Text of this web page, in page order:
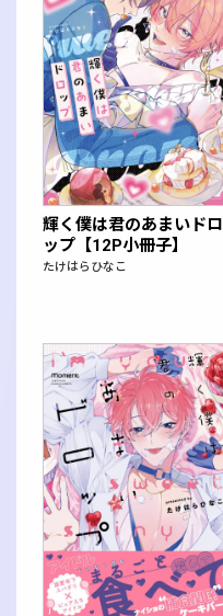
輝く僕は君のあまいドロ
ップ【12P小冊子】
たけはらひなこ